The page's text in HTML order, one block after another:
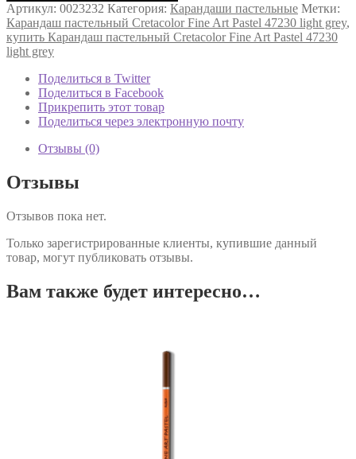
Артикул: 0023232 Категория: Карандаши пастельные Метки:
Карандаш пастельный Cretacolor Fine Art Pastel 47230 light grey,
купить Карандаш пастельный Cretacolor Fine Art Pastel 47230
light grey
Поделиться в Twitter
Поделиться в Facebook
Прикрепить этот товар
Поделиться через электронную почту
Отзывы (0)
Отзывы
Отзывов пока нет.
Только зарегистрированные клиенты, купившие данный
товар, могут публиковать отзывы.
Вам также будет интересно…